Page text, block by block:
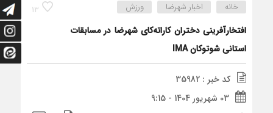
13 خانه اخبار شهرضا ورزش
افتخارآفرینی دختران کاراته‌کای شهرضا در مسابقات
استانی شوتوکان IMA
کد خبر : 35982
03 شهریور 1404 - 9:15